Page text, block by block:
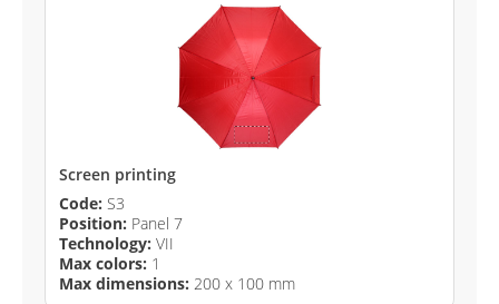
Screen printing
Code: S3
Position: Panel 7
Technology: VII
Max colors: 1
Max dimensions: 200 x 100 mm